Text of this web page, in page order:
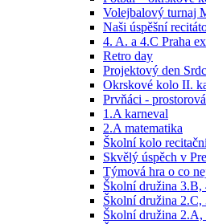
Volejbalový turnaj
Naši úspěšní
4. A. a 4.C Praha
Retro day
Projektový den
Okrskové kolo II.
Prvňáci -
1.A karneval
2.A matematika
Školní kolo
Skvělý úspěch v
Týmová hra o co
Školní družina 3.B,
Školní družina 2.C,
Školní družina 2.A,